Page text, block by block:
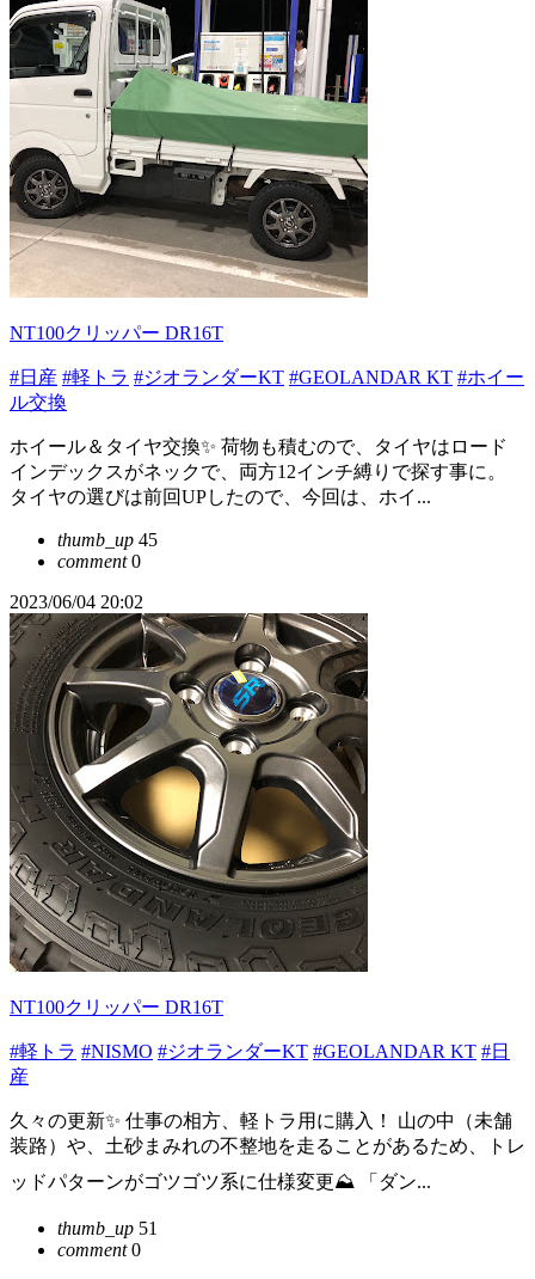
NT100クリッパー DR16T
#日産 #軽トラ #ジオランダーKT #GEOLANDAR KT #ホイー
ル交換
ホイール＆タイヤ交換✨ 荷物も積むので、タイヤはロード
インデックスがネックで、両方12インチ縛りで探す事に。
タイヤの選びは前回UPしたので、今回は、ホイ...
thumb_up 45
comment0
2023/06/04 20:02
NT100クリッパー DR16T
#軽トラ #NISMO #ジオランダーKT #GEOLANDAR KT #日
産
久々の更新✨ 仕事の相方、軽トラ用に購入！ 山の中（未舗
装路）や、土砂まみれの不整地を走ることがあるため、トレ
ッドパターンがゴツゴツ系に仕様変更⛰ 「ダン...
thumb_up 51
comment0